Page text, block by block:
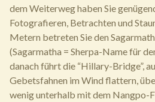
dem Weiterweg haben Sie
Fotografieren, Betrachten und
Metern betreten Sie den
(Sagarmatha = Sherpa-Name für
danach führt die “Hillary-Bridge”,
Gebetsfahnen im Wind flattern,
wenig unterhalb mit dem Nangpo-